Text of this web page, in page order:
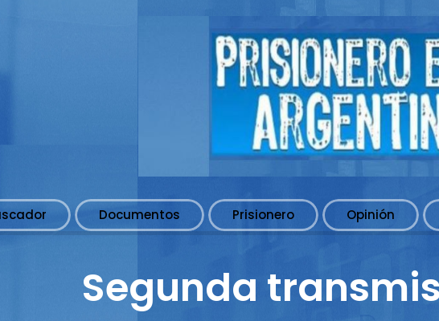
Documentos Prisionero Opinión
Segunda